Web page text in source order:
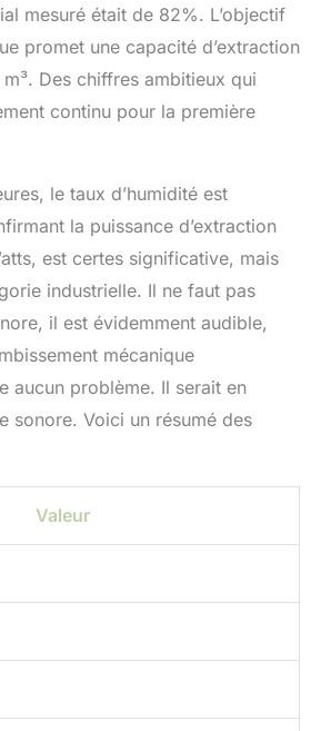
mesuré était de 82%. L’objectif
promet une capacité d’extraction
Des chiffres ambitieux qui
continu pour la première
le taux d’humidité est
la puissance d’extraction
est certes significative, mais
industrielle. Il ne faut pas
il est évidemment audible,
mécanique
aucun problème. Il serait en
sonore. Voici un résumé des
Valeur